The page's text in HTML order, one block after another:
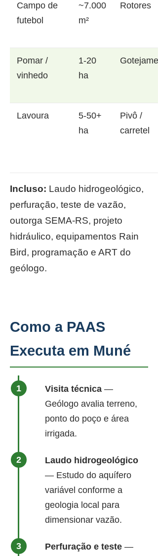
Campo de
futebol
~7.000
m²
Rotores
Pomar /
vinhedo
1-20
ha
Lavoura
5-50+
ha
Pivô /
carretel
Incluso: Laudo hidrogeológico,
perfuração, teste de vazão,
outorga SEMA-RS, projeto
hidráulico, equipamentos Rain
Bird, programação e ART do
geólogo.
Como a PAAS
Executa em Muné
Visita técnica —
Geólogo avalia terreno,
ponto do poço e área
irrigada.
Laudo hidrogeológico
— Estudo do aquífero
variável conforme a
geologia local para
dimensionar vazão.
Perfuração e teste —